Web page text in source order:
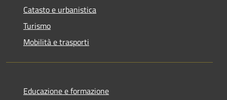
Catasto e urbanistica
Turismo
Mobilità e trasporti
Educazione e formazione